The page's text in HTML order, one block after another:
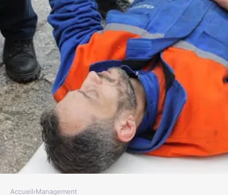
Accueil›Management